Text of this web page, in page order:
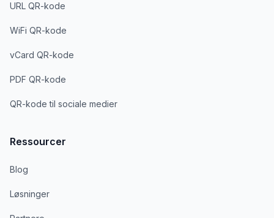
URL QR-kode
WiFi QR-kode
vCard QR-kode
PDF QR-kode
QR-kode til sociale medier
Ressourcer
Blog
Løsninger